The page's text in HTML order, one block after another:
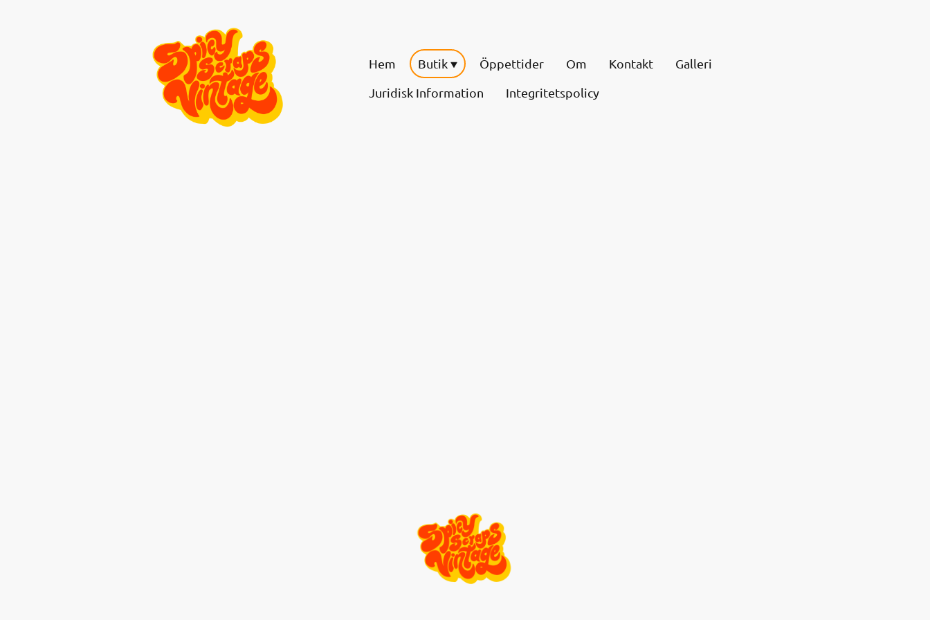
Hem Butik Öppettider Om Kontakt
Galleri
Juridisk Information
Integritetspolicy